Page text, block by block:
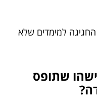
למימדים שלא
שתופס